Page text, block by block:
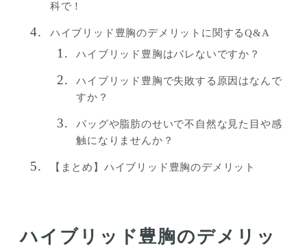
科で！
ハイブリッド豊胸のデメリットに関するQ&A
ハイブリッド豊胸はバレないですか？
ハイブリッド豊胸で失敗する原因はなんで
すか？
バッグや脂肪のせいで不自然な見た目や感
触になりませんか？
【まとめ】ハイブリッド豊胸のデメリット
ハイブリッド豊胸のデメリッ